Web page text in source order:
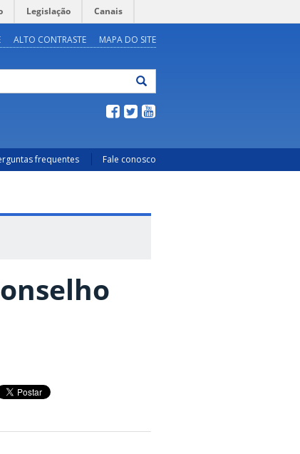
Legislação Canais
ALTO CONTRASTE MAPA DO SITE
frequentes Fale conosco